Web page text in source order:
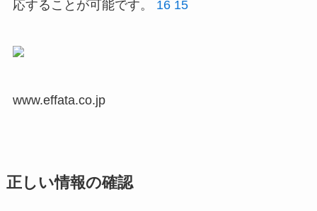
応することが可能です。 16 15
www.effata.co.jp
正しい情報の確認